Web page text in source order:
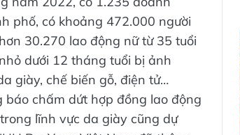
năm 2022, có 1.235 doanh
phố, có khoảng 472.000 người
30.270 lao động nữ từ 35 tuổi
dưới 12 tháng tuổi bị ảnh
giày, chế biến gỗ, điện tử…
báo chấm dứt hợp đồng lao động
lĩnh vực da giày cũng dự